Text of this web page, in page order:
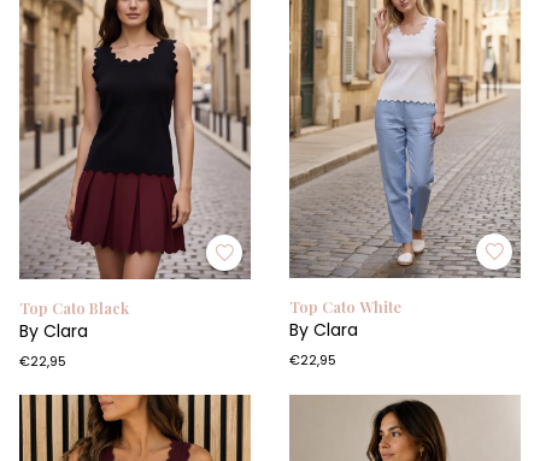
Top Cato Black
By Clara
€22,95
Top Cato White
By Clara
€22,95